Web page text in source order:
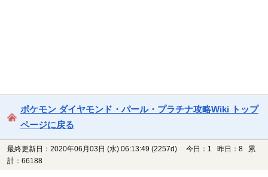
ポケモン ダイヤモンド・パール・プラチナ攻略Wiki トップ
ページに戻る
最終更新日：2020年06月03日 (水) 06:13:49 (2257d)
今日：1 昨日：8 累
計：66188